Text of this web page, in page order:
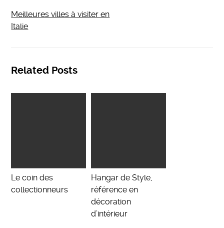
Meilleures villes à visiter en
Italie
Related Posts
Le coin des
collectionneurs
Hangar de Style,
référence en
décoration
d’intérieur